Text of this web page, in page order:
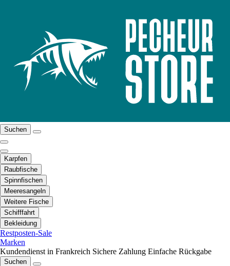
Suchen
Karpfen
Raubfische
Spinnfischen
Meeresangeln
Weitere Fische
Schifffahrt
Bekleidung
Restposten-Sale
Marken
Kundendienst in Frankreich Sichere Zahlung Einfache Rückgabe
Suchen